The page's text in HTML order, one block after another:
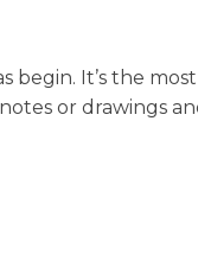
begin. It’s the
or drawings